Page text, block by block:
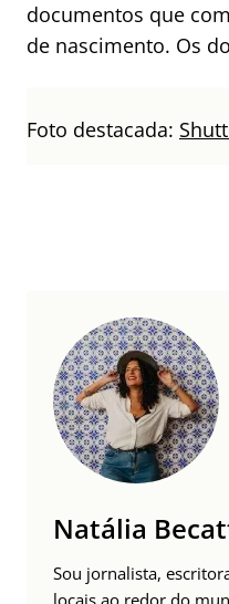
documentos que
de nascimento. Os
Foto destacada:
Natália
Sou jornalista,